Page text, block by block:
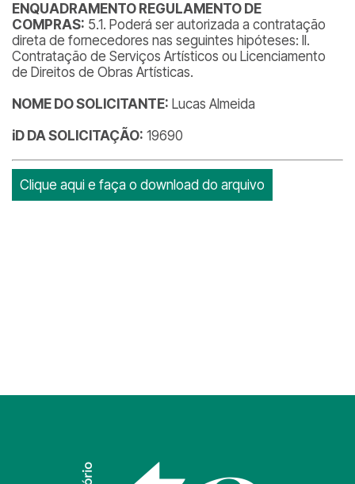
ENQUADRAMENTO REGULAMENTO DE
COMPRAS: 5.1. Poderá ser autorizada a contratação
direta de fornecedores nas seguintes hipóteses: II.
Contratação de Serviços Artísticos ou Licenciamento
de Direitos de Obras Artísticas.
NOME DO SOLICITANTE: Lucas Almeida
iD DA SOLICITAÇÃO: 19690
Clique aqui e faça o download do arquivo